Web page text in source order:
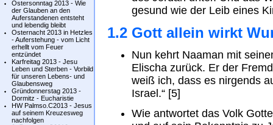
Ostersonntag 2013 - Wie
der Glauben an den
Auferstandenen entsteht
und lebendig bleibt
Osternacht 2013 in Hetzles
- Auferstehung - vom Licht
erhellt vom Feuer
entzündet
Karfreitag 2013 - Jesu
Leben und Sterben - Vorbild
für unseren Lebens- und
Glaubensweg
Gründonnerstag 2013 -
Dormitz - Eucharistie
HW Palmso.C2013 - Jesus
auf seinem Kreuzesweg
nachfolgen
gesund wie der Leib eines
1.2 Gott allein wirkt
Nun kehrt Naaman mit
Elischa zurück. Er der
weiß ich, dass es nirgends
Israel.“ [5]
Wie antwortet das Volk